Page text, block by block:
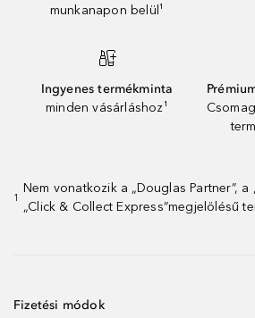
munkanapon belül¹
Ingyenes termékminta
minden vásárláshoz¹
1
Nem vonatkozik a „Douglas Partner”, a
„Click & Collect Express”megjelölésű
Fizetési módok